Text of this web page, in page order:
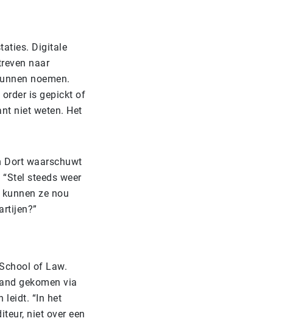
Digitale
naar
noemen.
is gepickt of
niet weten. Het
Dort waarschuwt
steeds weer
ze nou
of Law.
gekomen via
leidt. “In het
niet over een